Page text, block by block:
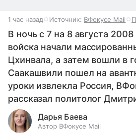
1 час назад Источник: ВФокусе Mail
В ночь с 7 на 8 августа 2008
войска начали
Цхинвала, а затем вошли в
Саакашвили пошел на
уроки извлекла Россия,
рассказал политолог
Дарья Баева
Автор ВФокусе Mail